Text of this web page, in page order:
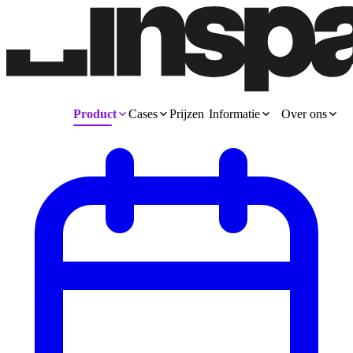
Product Cases Prijzen Informatie Over ons